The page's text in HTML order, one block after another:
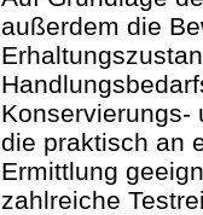
außerdem die
Konservierungs-
die praktisch an
Ermittlung
zahlreiche